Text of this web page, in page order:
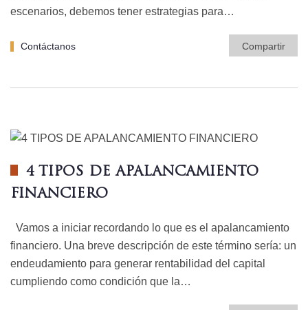
escenarios, debemos tener estrategias para…
Contáctanos Compartir
4 TIPOS DE APALANCAMIENTO
FINANCIERO
Vamos a iniciar recordando lo que es el apalancamiento
financiero. Una breve descripción de este término sería: un
endeudamiento para generar rentabilidad del capital
cumpliendo como condición que la…